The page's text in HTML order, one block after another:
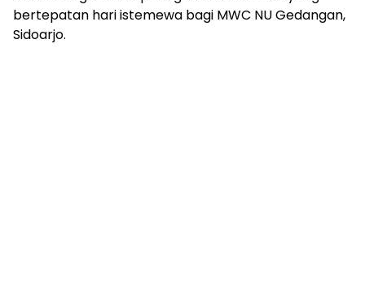
bertepatan hari istemewa bagi MWC NU Gedangan,
Sidoarjo.